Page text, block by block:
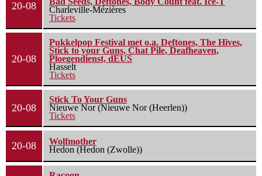
20-08
Charleville-Mézières
Tickets
20-08
Pukkelpop Festival met o.a. Deftones, The Hives,
Stick to your Guns, Chat Pile, Deafheaven,
Ploegendienst, dEUS
Hasselt
Tickets
20-08
Stick To Your Guns
Nieuwe Nor (Nieuwe Nor (Heerlen))
Tickets
20-08
Wolfmother
Hedon (Hedon (Zwolle))